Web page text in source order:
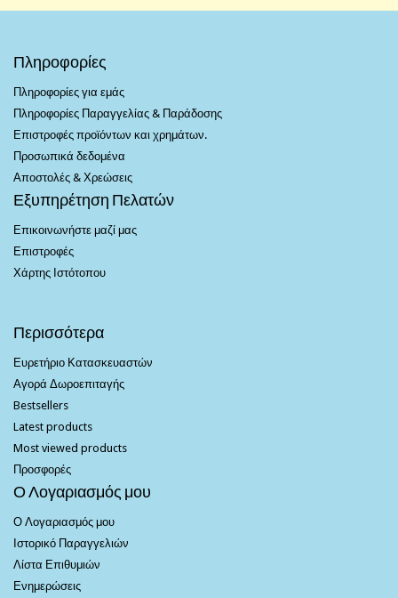
Πληροφορίες
Πληροφορίες για εμάς
Πληροφορίες Παραγγελίας & Παράδοσης
Επιστροφές προϊόντων και χρημάτων.
Προσωπικά δεδομένα
Αποστολές & Χρεώσεις
Εξυπηρέτηση Πελατών
Επικοινωνήστε μαζί μας
Επιστροφές
Χάρτης Ιστότοπου
Περισσότερα
Ευρετήριο Κατασκευαστών
Αγορά Δωροεπιταγής
Bestsellers
Latest products
Most viewed products
Προσφορές
Ο Λογαριασμός μου
Ο Λογαριασμός μου
Ιστορικό Παραγγελιών
Λίστα Επιθυμιών
Ενημερώσεις